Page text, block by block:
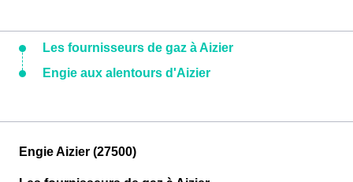
Les fournisseurs de gaz à Aizier
Engie aux alentours d'Aizier
Engie Aizier (27500)